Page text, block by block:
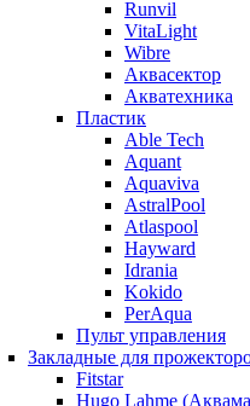
Runvil
VitaLight
Wibre
Аквасектор
Акватехника
Пластик
Able Tech
Aquant
Aquaviva
AstralPool
Atlaspool
Hayward
Idrania
Kokido
PerAqua
Пульт управления
Закладные для
Fitstar
Hugo Lahme